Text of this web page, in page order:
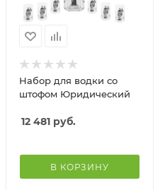
Набор для водки со
штофом Юридический
12 481 руб.
В КОРЗИНУ